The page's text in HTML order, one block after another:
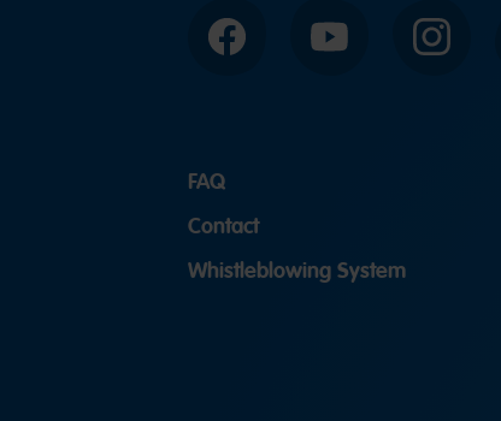
Facebook YouTube Instagram
FAQ
Contact
Whistleblowing System